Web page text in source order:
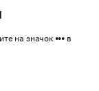
на значок ••• в